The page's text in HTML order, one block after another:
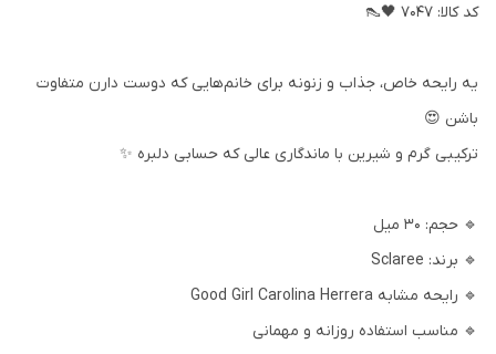
کد کالا: 7047 🖤👠
یه رایحه خاص، جذاب و زنونه برای خانم‌هایی که دوست دارن متفاوت
باشن 😍
ترکیبی گرم و شیرین با ماندگاری عالی که حسابی دلبره ✨
🔹 حجم: 30 میل
🔹 برند: Sclaree
🔹 رایحه مشابه Good Girl Carolina Herrera
🔹 مناسب استفاده روزانه و مهمانی